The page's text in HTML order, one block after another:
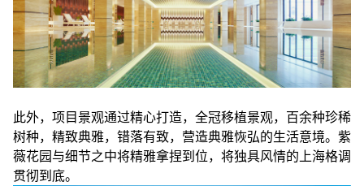
此外，项目景观通过精心打造，全冠移植景观，百余种珍稀
树种，精致典雅，错落有致，营造典雅恢弘的生活意境。紫
薇花园与细节之中将精雅拿捏到位，将独具风情的上海格调
贯彻到底。